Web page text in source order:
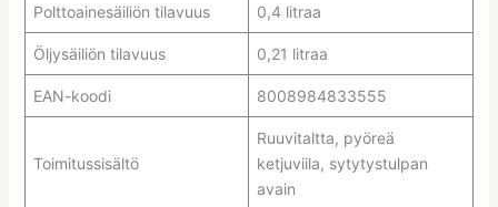
Polttoainesäiliön tilavuus 0,4 litraa
Öljysäiliön tilavuus 0,21 litraa
EAN-koodi 8008984833555
Toimitussisältö
Ruuvitaltta, pyöreä
ketjuviila, sytytystulpan
avain